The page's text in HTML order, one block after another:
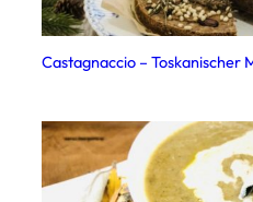
Castagnaccio – Toskanischer